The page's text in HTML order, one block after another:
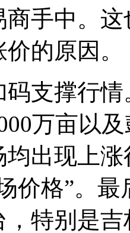
商手中。
的原因。
支撑行
万亩以
均出现上
价格”。
，特别是